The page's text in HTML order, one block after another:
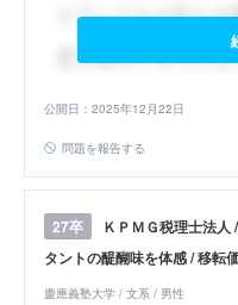
公開日：2025年12月22日
問題を報告する
27卒
ＫＰＭＧ税理士法人
タントの醍醐味を体感 / 移転
慶應義塾大学 / 文系 / 男性